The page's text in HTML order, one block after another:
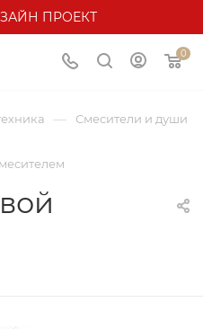
ПРОЕКТ
0
— Смесители и души